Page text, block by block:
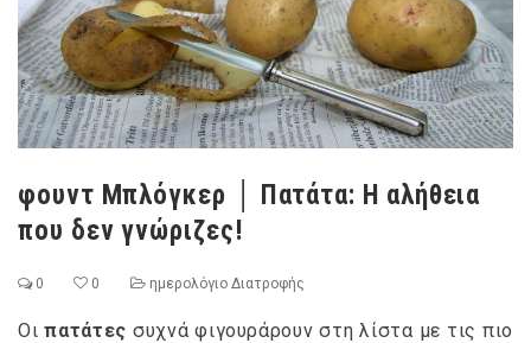
φουντ Μπλόγκερ │ Πατάτα: Η αλήθεια
που δεν γνώριζες!
0 0 ημερολόγιο Διατροφής
Οιπατάτες συχνά φιγουράρουν στη λίστα με τις πιο